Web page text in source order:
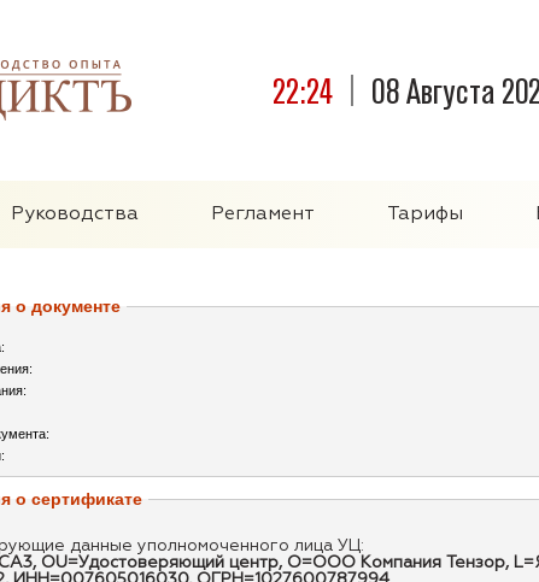
22:24 08 Августа
Руководства Регламент Тарифы
о документе
о сертификате
данные уполномоченного лица УЦ:
OU=Удостоверяющий центр, O=ООО Компания Тензор,